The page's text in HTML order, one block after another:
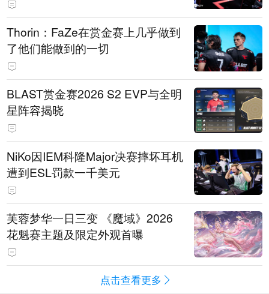
Thorin：FaZe在赏金赛上几乎做到
了他们能做到的一切
BLAST赏金赛2026 S2 EVP与全明
星阵容揭晓
NiKo因IEM科隆Major决赛摔坏耳机
遭到ESL罚款一千美元
芙蓉梦华一日三变 《魔域》2026
花魁赛主题及限定外观首曝
点击查看更多